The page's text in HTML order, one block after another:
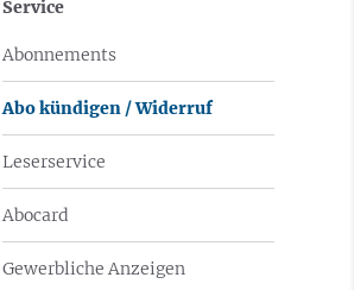
Service
Abonnements
Abo kündigen / Widerruf
Leserservice
Abocard
Gewerbliche Anzeigen